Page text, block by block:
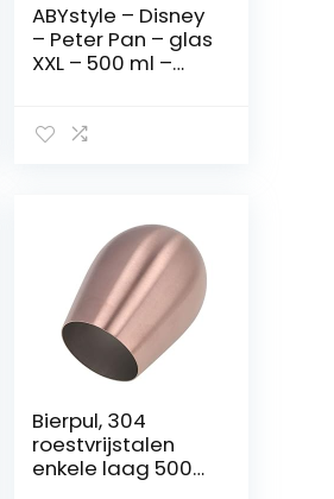
ABYstyle – Disney
– Peter Pan – glas
XXL – 500 ml –
Bierpul, 304
roestvrijstalen
enkele laag 500